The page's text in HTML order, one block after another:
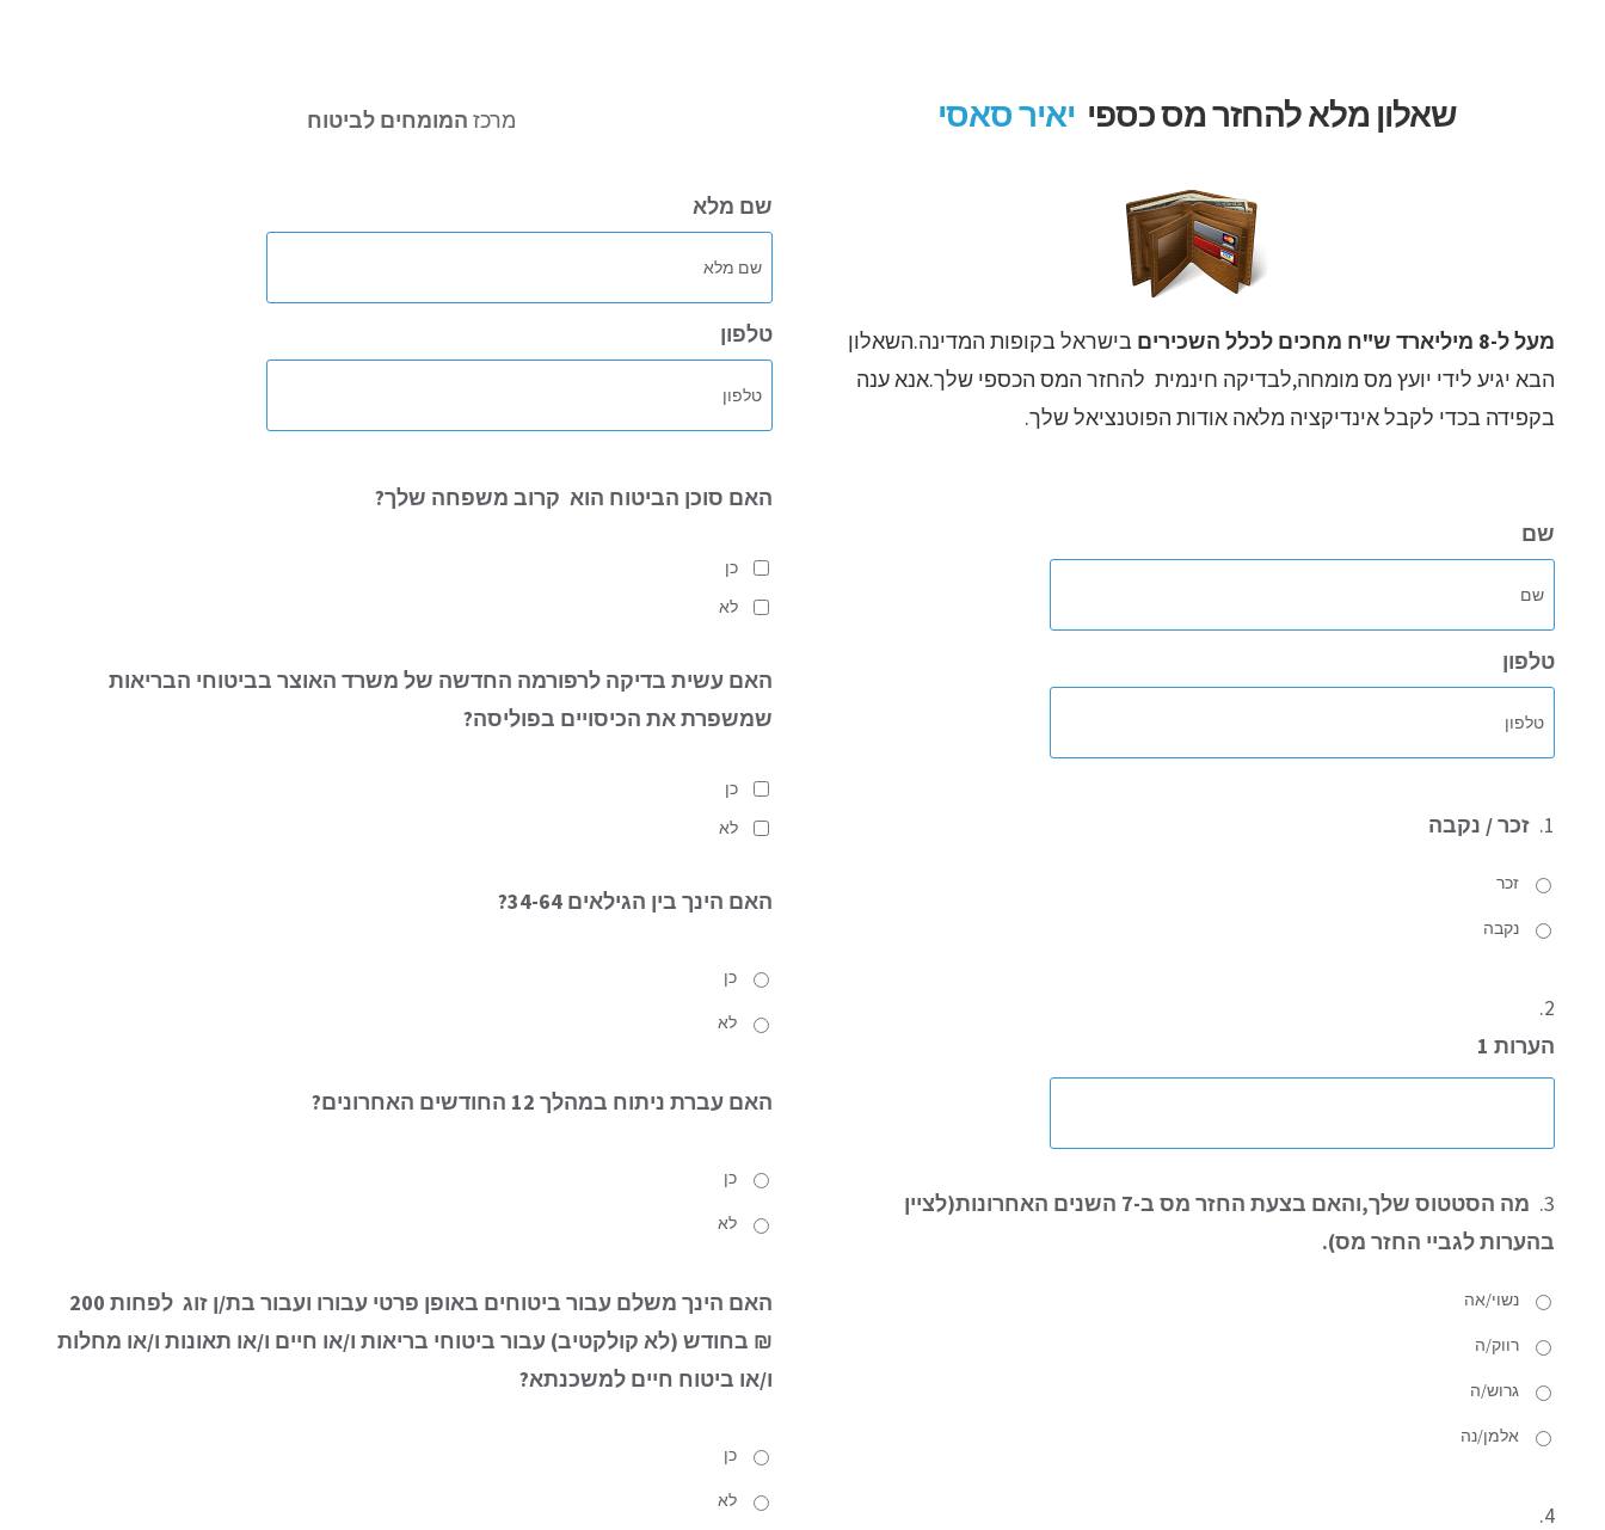
שאלון מלא להחזר מס כספי יאיר סאסי
מעל ל-8 מיליארד ש"ח מחכים לכלל השכירים
בישראל בקופות המדינה.השאלון
הבא יגיע לידי יועץ מס מומחה,לבדיקה חינמית להחזר המס הכספי שלך.אנא ענה
בקפידה בכדי לקבל אינדיקציה מלאה אודות הפוטנציאל שלך.
שם
טלפון
1. זכר / נקבה
זכר
נקבה
2.
הערות 1
3.
מה הסטטוס שלך,והאם בצעת החזר מס ב-7 השנים האחרונות(לציין
בהערות לגביי החזר מס).
נשוי/אה
רווק/ה
גרוש/ה
אלמן/נה
4.
מרכז המומחים לביטוח
שם מלא
טלפון
האם סוכן הביטוח הוא קרוב משפחה שלך?
כן
לא
האם עשית בדיקה לרפורמה החדשה של משרד האוצר בביטוחי הבריאות
שמשפרת את הכיסויים בפוליסה?
כן
לא
האם הינך בין הגילאים 34-64?
כן
לא
האם עברת ניתוח במהלך 12 החודשים האחרונים?
כן
לא
האם הינך משלם עבור ביטוחים באופן פרטי עבורו ועבור בת/ן זוג
לפחות 200
₪ בחודש (לא קולקטיב) עבור ביטוחי בריאות ו/או חיים ו/או תאונות ו/או מחלות
ו/או ביטוח חיים למשכנתא?
כן
לא